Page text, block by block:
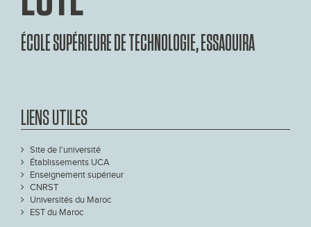
ÉCOLE SUPÉRIEURE DE TECHNOLOGIE, ESSAOUIRA
LIENS UTILES
Site de l'université
Établissements UCA
Enseignement supérieur
CNRST
Universités du Maroc
EST du Maroc